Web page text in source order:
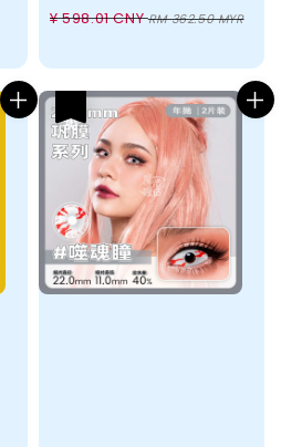
Regular
¥ 598.01 CNYRM 362.50 MYR